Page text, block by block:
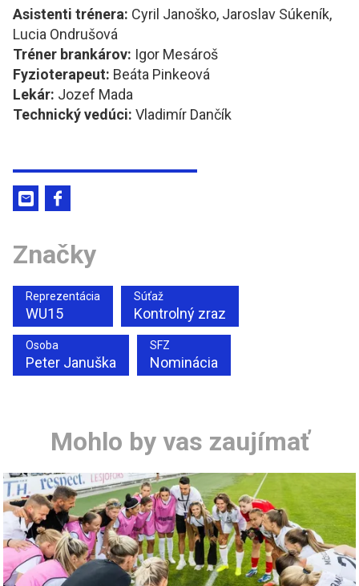
Asistenti trénera: Cyril Janoško, Jaroslav Súkeník,
Lucia Ondrušová
Tréner brankárov: Igor Mesároš
Fyzioterapeut: Beáta Pinkeová
Lekár: Jozef Mada
Technický vedúci: Vladimír Dančík
Značky
Reprezentácia
WU15
Súťaž
Kontrolný zraz
Osoba
Peter Januška
SFZ
Nominácia
Mohlo by vas zaujímať